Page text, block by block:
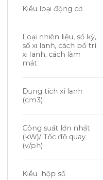
Kiểu loại động cơ
Loại nhiên liệu, số kỳ,
số xi lanh, cách bố trí
xi lanh, cách làm
mát
Dung tích xi lanh
(cm3)
Công suất lớn nhất
(kW)/ Tốc độ quay
(v/ph)
Kiểu hộp số